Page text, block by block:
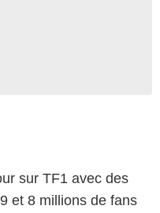
sur TF1 avec des
et 8 millions de fans